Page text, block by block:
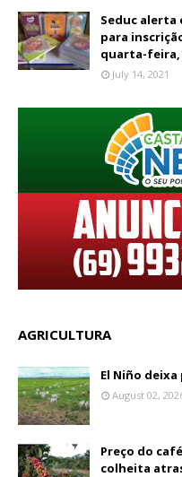
Seduc
para
quarta-feira,
July 14, 2021
AGRICULTURA
El Niño
August 02,
Preço do
colheita